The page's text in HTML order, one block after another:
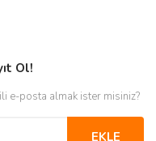
Ol!
e-posta almak ister misiniz?
EKLE